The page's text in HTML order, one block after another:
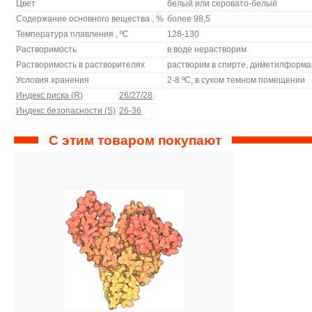
Цвет
белый или серовато-белый
Содержание основного вещества , % более 98,5
Температура плавления , ºС
128-130
Растворимость
в воде нерастворим
Растворимость в растворителях
растворим в спирте,
Условия хранения
2-8 ºС, в сухом темном помещении
Индекс риска (R)
26/27/28
Индекс безопасности (S) 26-36
С этим товаром покупают